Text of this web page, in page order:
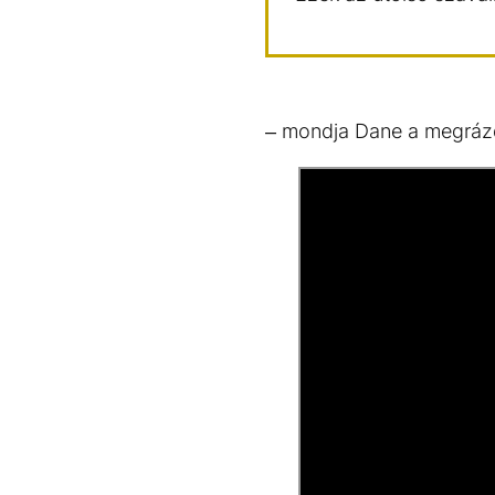
– mondja Dane a